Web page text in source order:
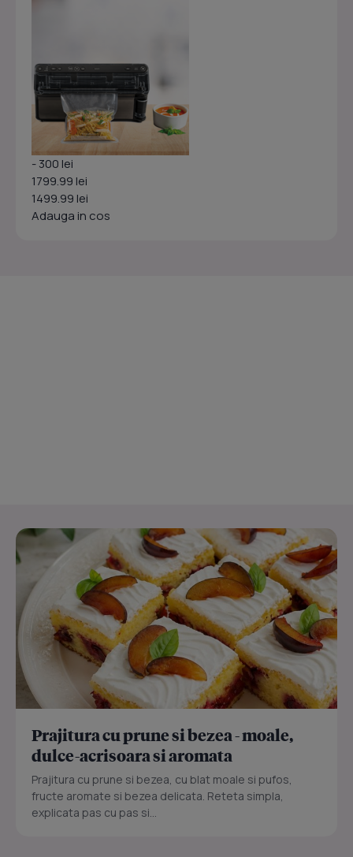
- 300 lei
1799.99 lei
1499.99 lei
Adauga in cos
Prajitura cu prune si bezea - moale,
dulce-acrisoara si aromata
Prajitura cu prune si bezea, cu blat moale si pufos,
fructe aromate si bezea delicata. Reteta simpla,
explicata pas cu pas si...